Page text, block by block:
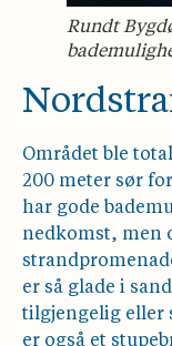
Rundt
Området ble
200 meter sør
har gode
nedkomst, men
er så glade i
tilgjengelig eller
er også et